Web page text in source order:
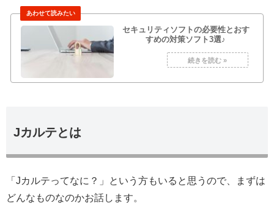
セキュリティソフトの必要性とおす
すめの対策ソフト3選♪
Jカルテとは
「Jカルテってなに？」という方もいると思うので、まずは
どんなものなのかお話します。